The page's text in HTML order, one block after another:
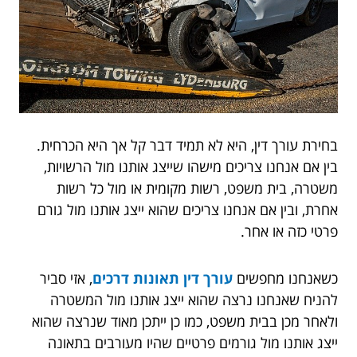
בחירת עורך דין, היא לא תמיד דבר קל אך היא הכרחית.
בין אם אנחנו צריכים מישהו שייצג אותנו מול הרשויות,
משטרה, בית משפט, רשות מקומית או מול כל רשות
אחרת, ובין אם אנחנו צריכים שהוא ייצג אותנו מול גורם
פרטי כזה או אחר.
כשאנחנו מחפשים עורך דין תאונות דרכים, אזי סביר
להניח שאנחנו נרצה שהוא ייצג אותנו מול המשטרה
ולאחר מכן בבית משפט, כמו כן ייתכן מאוד שנרצה שהוא
ייצג אותנו מול גורמים פרטיים שהיו מעורבים בתאונה